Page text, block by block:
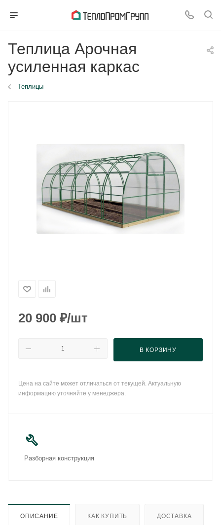
Теплица Арочная
усиленная каркас
Теплицы
20 900 ₽/шт
В КОРЗИНУ
Цена на сайте может отличаться от текущей. Актуальную
информацию уточняйте у менеджера.
Разборная конструкция
ОПИСАНИЕ КАК КУПИТЬ ДОСТАВКА